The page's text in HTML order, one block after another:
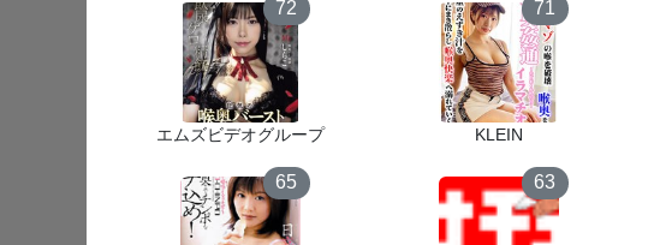
72
エムズビデオグループ
71
KLEIN
65 63